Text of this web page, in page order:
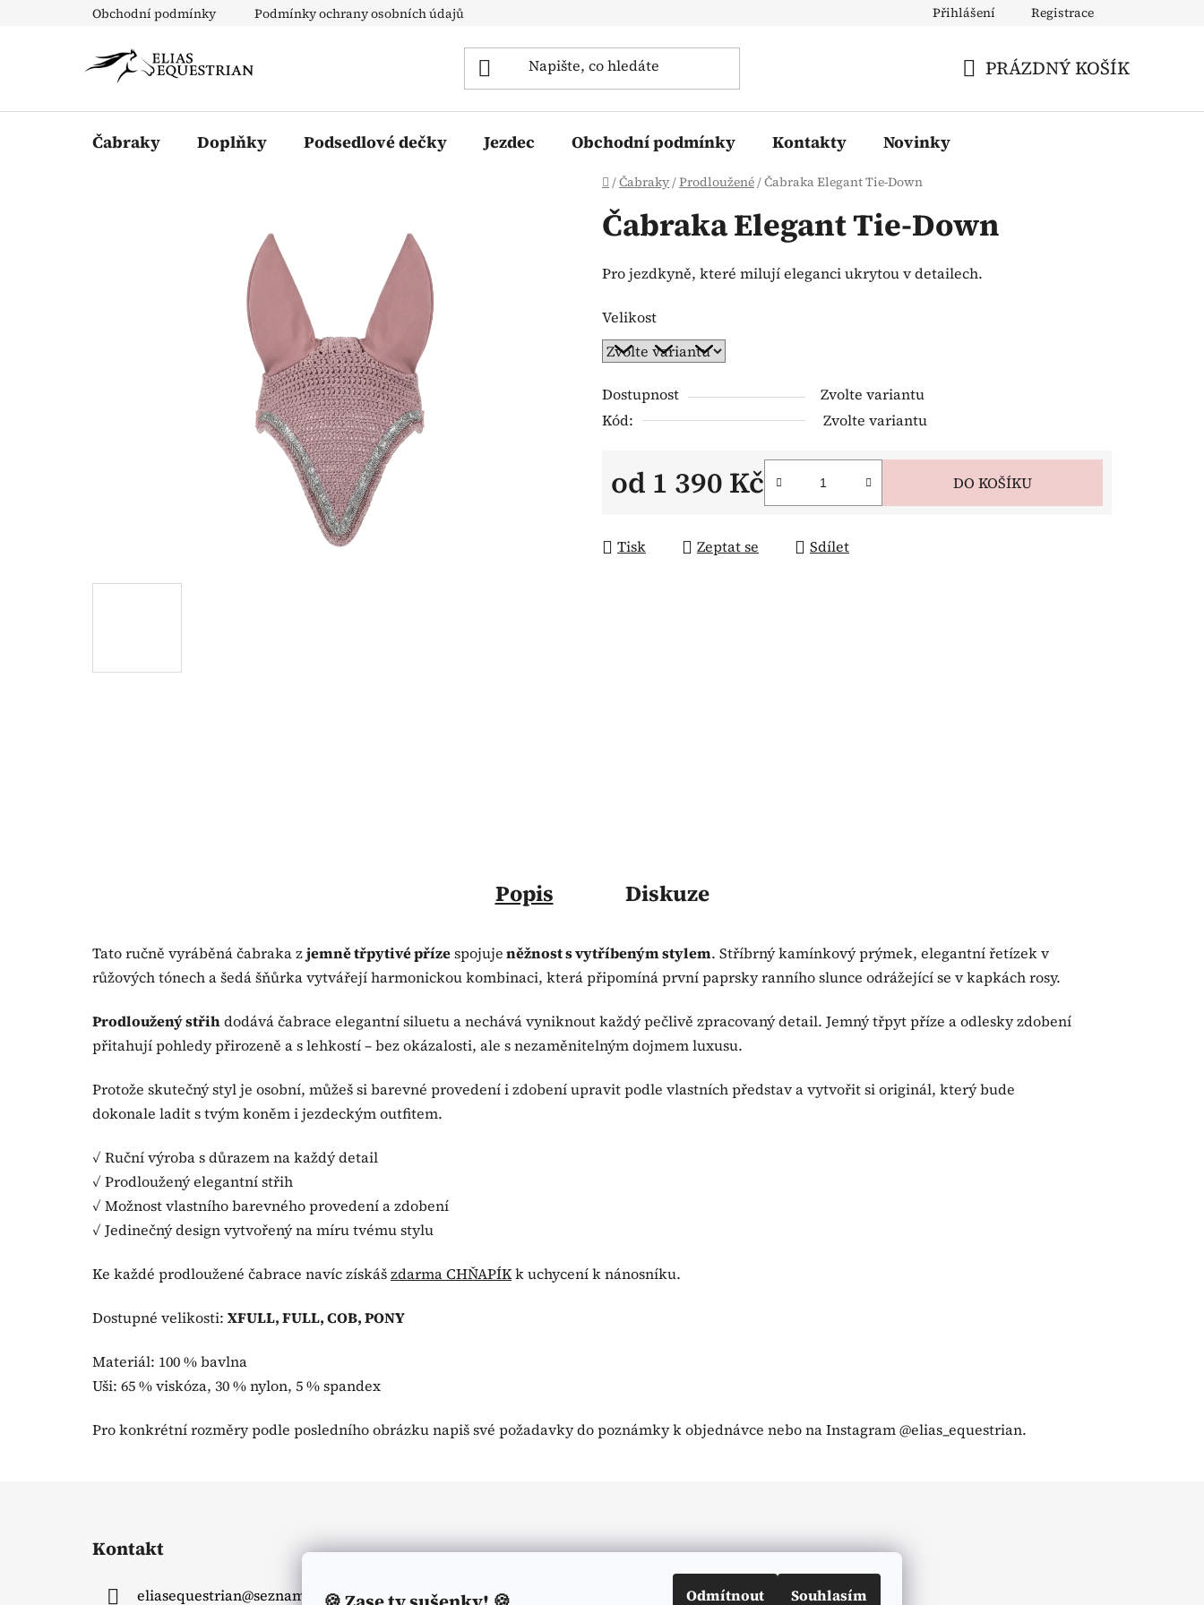
Odmítnout Souhlasím
Obchodní podmínky Podmínky ochrany osobních údajů Přihlášení Registrace
PRÁZDNÝ KOŠÍK
Čabraky Doplňky Podsedlové dečky Jezdec Obchodní podmínky Kontakty Novinky
Domů
/Čabraky/Prodloužené/Čabraka Elegant Tie-Down
Čabraka Elegant Tie-Down
Pro jezdkyně, které milují eleganci ukrytou v detailech.
Velikost
Dostupnost
Zvolte variantu
Kód:
Zvolte variantu
od 1 390 Kč DO KOŠÍKU
Tisk Zeptat se Sdílet
Popis Diskuze
Tato ručně vyráběná čabraka zjemně třpytivé přízespojujeněžnost s vytříbeným stylem. Stříbrný kamínkový prýmek, elegantní řetízek v
růžových tónech a šedá šňůrka vytvářejí harmonickou kombinaci, která připomíná první paprsky ranního slunce odrážející se v kapkách rosy.
Prodloužený střihdodává čabrace elegantní siluetu a nechává vyniknout každý pečlivě zpracovaný detail. Jemný třpyt příze a odlesky zdobení
přitahují pohledy přirozeně a s lehkostí – bez okázalosti, ale s nezaměnitelným dojmem luxusu.
Protože skutečný styl je osobní, můžeš si barevné provedení i zdobení upravit podle vlastních představ a vytvořit si originál, který bude
dokonale ladit s tvým koněm i jezdeckým outfitem.
✓ Ruční výroba s důrazem na každý detail
✓ Prodloužený elegantní střih
✓ Možnost vlastního barevného provedení a zdobení
✓ Jedinečný design vytvořený na míru tvému stylu
Ke každé prodloužené čabrace navíc získášzdarma CHŇAPÍKk uchycení k nánosníku.
Dostupné velikosti: XFULL, FULL, COB, PONY
Materiál: 100 % bavlna
Uši: 65 % viskóza, 30 % nylon, 5 % spandex
Pro konkrétní rozměry podle posledního obrázku napiš své požadavky do poznámky k objednávce nebo na Instagram @elias_equestrian.
Kontakt
eliasequestrian@seznam.cz